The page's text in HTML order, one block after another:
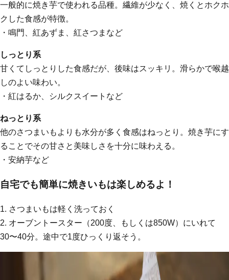
一般的に焼き芋で使われる品種。繊維が少なく、焼くとホクホ
クした食感が特徴。
・鳴門、紅あずま、紅さつまなど
しっとり系
甘くてしっとりした食感だが、後味はスッキリ。滑らかで喉越
しのよい味わい。
・紅はるか、シルクスイートなど
ねっとり系
他のさつまいもよりも水分が多く食感はねっとり。焼き芋にす
ることでその甘さと美味しさを十分に味わえる。
・安納芋など
自宅でも簡単に焼きいもは楽しめるよ！
1. さつまいもは軽く洗っておく
2. オーブントースター（200度、もしくは850W）にいれて
30〜40分。途中で1度ひっくり返そう。